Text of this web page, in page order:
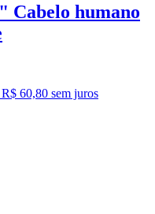
Cabelo humano
R$ 60,80 sem juros